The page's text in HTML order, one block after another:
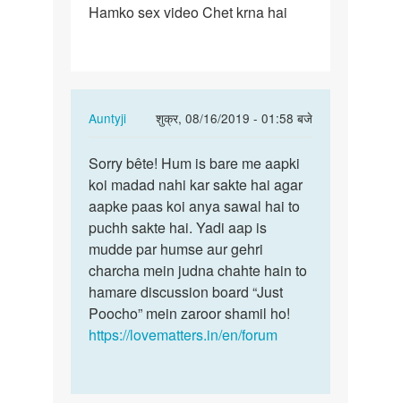
Hamko
hai
Hamko sex video Chet krna hai
Auntyji
शुक्र, 08/16/2019 - 01:58 बजे
In
to
Hamko
sex
video
Chet
krna
hai
by
Saini
Sorry
bête!
Hum
is
bare
me…
Sorry bête! Hum is bare me aapki
koi madad nahi kar sakte hai agar
aapke paas koi anya sawal hai to
puchh sakte hai. Yadi aap is
mudde par humse aur gehri
charcha mein judna chahte hain to
hamare discussion board “Just
Poocho” mein zaroor shamil ho!
https://lovematters.in/en/forum